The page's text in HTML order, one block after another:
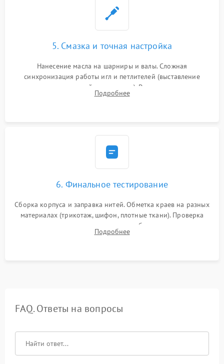
5. Смазка и точная настройка
Нанесение масла на шарниры и валы. Сложная
синхронизация работы игл и петлителей (выставление
зазоров до сотых долей миллиметра). Регулировка прижима
ножей, ширины обметки и хода дифференциального
Подробнее
6. Финальное тестирование
Сборка корпуса и заправка нитей. Обметка краев на разных
материалах (трикотаж, шифон, плотные ткани). Проверка
ровности среза, эластичности шва, работы ролевого шва и
отсутствия стягивания или волнистости ткани.
Подробнее
FAQ. Ответы на вопросы